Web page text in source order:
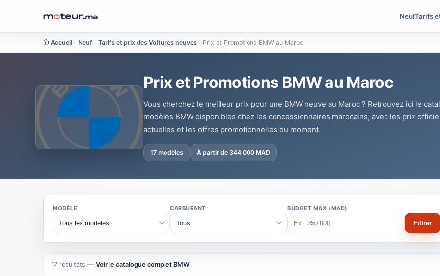
NeufTarifs
Accueil › Neuf › Tarifs et prix des Voitures neuves › Prix et Promotions BMW au Maroc
Prix et Promotions BMW au Maroc
Vous cherchez le meilleur prix pour une BMW neuve au Maroc ? Retrouvez ici le
modèles BMW disponibles chez les concessionnaires marocains, avec les prix
actuelles et les offres promotionnelles du moment.
17 modèles À partir de 344 000 MAD
MODÈLE CARBURANT BUDGET MAX (MAD)
Filtrer
17 résultats — Voir le catalogue complet BMW